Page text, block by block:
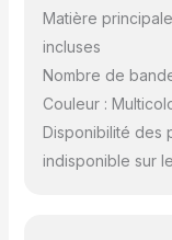
Matière
incluses
Nombre de
Couleur :
Disponibilité des
indisponible sur